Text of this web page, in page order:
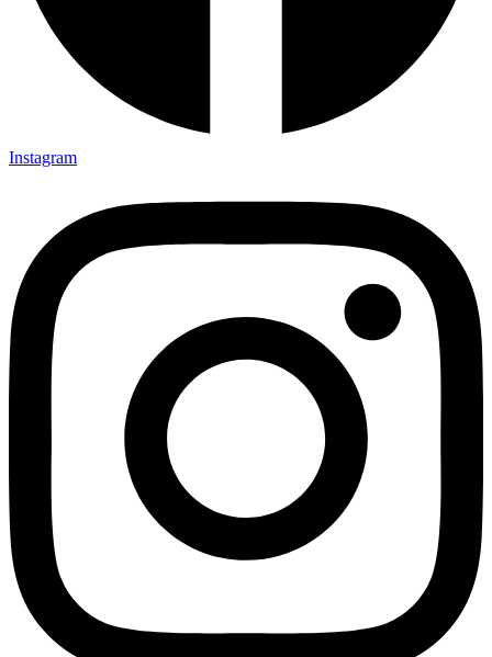
Instagram